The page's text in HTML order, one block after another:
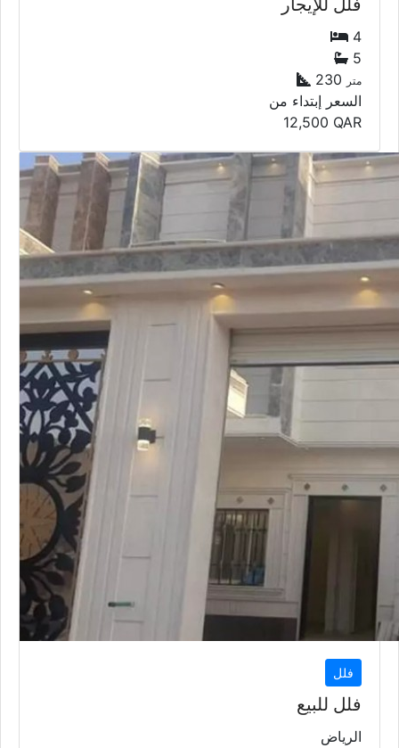
فلل للإيجار
4
5
230 متر
السعر إبتداء من
12,500 QAR
فلل
فلل للبيع
الرياض